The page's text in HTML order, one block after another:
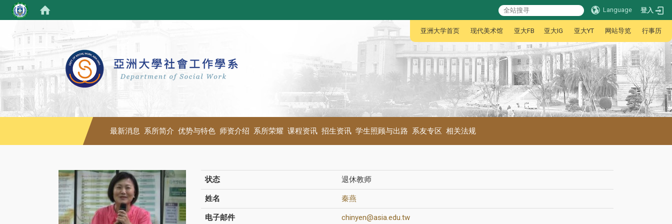
Language 登入
亚洲大学首页 现代美术馆 亚大FB 亚大IG 亚大YT 网站导览 行事历
最新消息 系所简介 优势与特色 师资介绍 系所荣耀 课程资讯 招生资讯 学生照顾与出路 系友专区 相关法规
状态 退休教师
姓名 秦燕
电子邮件 chinyen@asia.edu.tw